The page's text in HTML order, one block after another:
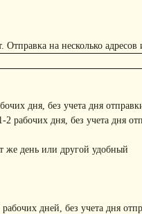
Отправка на несколько
дня, без учета дня
рабочих дня, без учета дня
же день или другой удобный
дней, без учета дня